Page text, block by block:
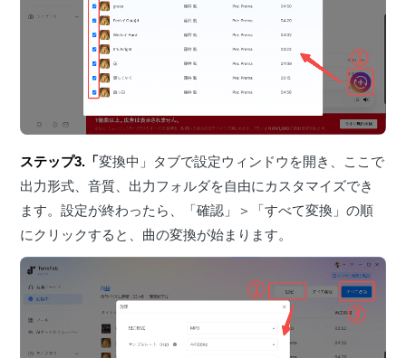
ステップ3.「変換中」タブで設定ウィンドウを開き、ここで
出力形式、音質、出力フォルダを自由にカスタマイズでき
ます。設定が終わったら、「確認」＞「すべて変換」の順
にクリックすると、曲の変換が始まります。